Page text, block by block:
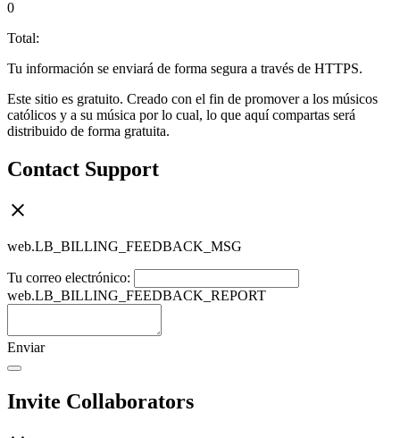
0
Total:
Tu información se enviará de forma segura a través de HTTPS.
Este sitio es gratuito. Creado con el fin de promover a los músicos
católicos y a su música por lo cual, lo que aquí compartas será
distribuido de forma gratuita.
Contact Support
web.LB_BILLING_FEEDBACK_MSG
Tu correo electrónico:
web.LB_BILLING_FEEDBACK_REPORT
Enviar
Invite Collaborators